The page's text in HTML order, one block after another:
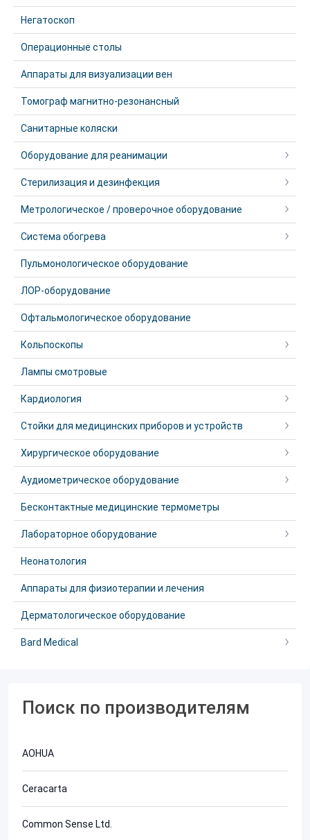
Негатоскоп
Операционные столы
Аппараты для визуализации вен
Томограф магнитно-резонансный
Санитарные коляски
Оборудование для реанимации
Стерилизация и дезинфекция
Метрологическое / проверочное оборудование
Система обогрева
Пульмонологическое оборудование
ЛОР-оборудование
Офтальмологическое оборудование
Кольпоскопы
Лампы смотровые
Кардиология
Стойки для медицинских приборов и устройств
Хирургическое оборудование
Аудиометрическое оборудование
Бесконтактные медицинские термометры
Лабораторное оборудование
Неонатология
Аппараты для физиотерапии и лечения
Дерматологическое оборудование
Bard Medical
Поиск по производителям
AOHUA
Ceracarta
Common Sense Ltd.